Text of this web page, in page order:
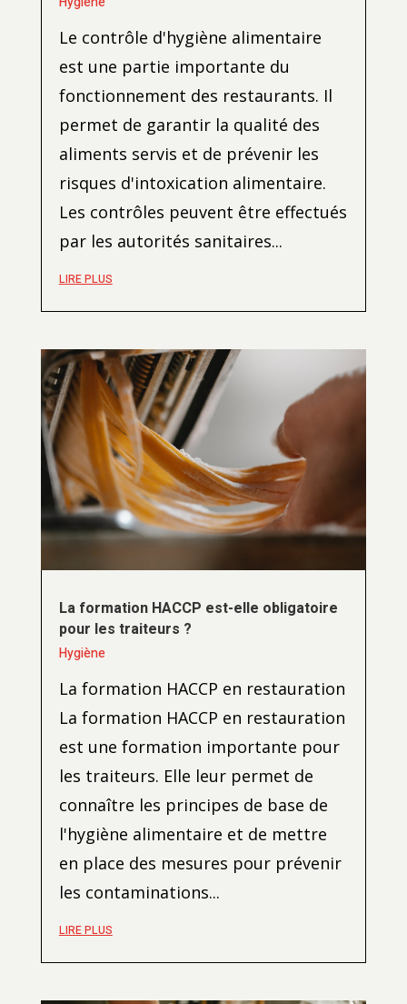
Le contrôle d'hygiène alimentaire
est une partie importante du
fonctionnement des restaurants. Il
permet de garantir la qualité des
aliments servis et de prévenir les
risques d'intoxication alimentaire.
Les contrôles peuvent être effectués
par les autorités sanitaires...
LIRE PLUS
La formation HACCP est-elle obligatoire
pour les traiteurs ?
Hygiène
La formation HACCP en restauration
La formation HACCP en restauration
est une formation importante pour
les traiteurs. Elle leur permet de
connaître les principes de base de
l'hygiène alimentaire et de mettre
en place des mesures pour prévenir
les contaminations...
LIRE PLUS